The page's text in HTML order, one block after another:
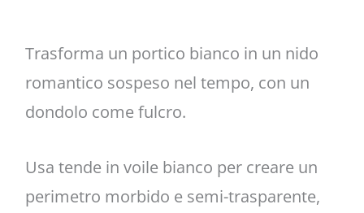
Trasforma un portico bianco in un nido
romantico sospeso nel tempo, con un
dondolo come fulcro.
Usa tende in voile bianco per creare un
perimetro morbido e semi-trasparente,